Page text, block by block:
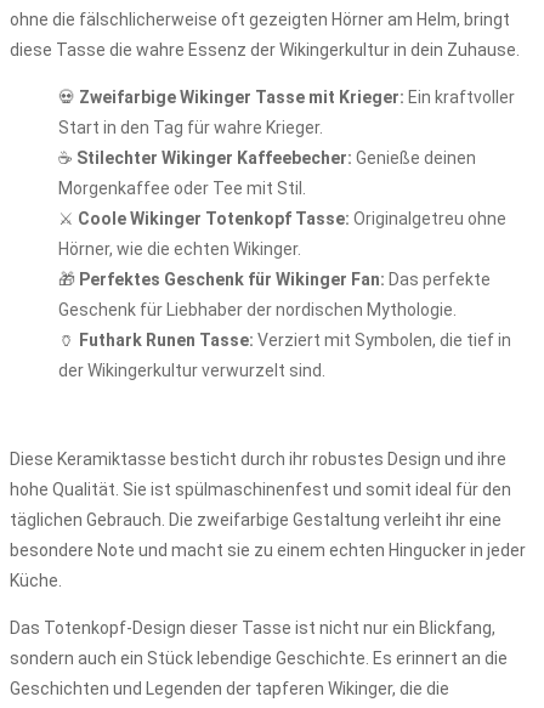
ohne die fälschlicherweise oft gezeigten Hörner am Helm, bringt
diese Tasse die wahre Essenz der Wikingerkultur in dein Zuhause.
💀 Zweifarbige Wikinger Tasse mit Krieger: Ein kraftvoller
Start in den Tag für wahre Krieger.
☕ Stilechter Wikinger Kaffeebecher: Genieße deinen
Morgenkaffee oder Tee mit Stil.
⚔️ Coole Wikinger Totenkopf Tasse: Originalgetreu ohne
Hörner, wie die echten Wikinger.
🎁 Perfektes Geschenk für Wikinger Fan: Das perfekte
Geschenk für Liebhaber der nordischen Mythologie.
🏺
Futhark Runen Tasse: Verziert mit Symbolen, die tief in
der Wikingerkultur verwurzelt sind.
Diese Keramiktasse besticht durch ihr robustes Design und ihre
hohe Qualität. Sie ist spülmaschinenfest und somit ideal für den
täglichen Gebrauch. Die zweifarbige Gestaltung verleiht ihr eine
besondere Note und macht sie zu einem echten Hingucker in jeder
Küche.
Das Totenkopf-Design dieser Tasse ist nicht nur ein Blickfang,
sondern auch ein Stück lebendige Geschichte. Es erinnert an die
Geschichten und Legenden der tapferen Wikinger, die die